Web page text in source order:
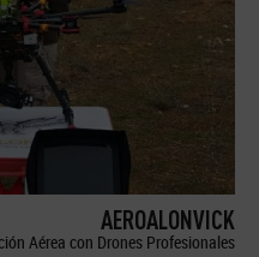
AEROALONVICK
Aérea con Drones Profesionales